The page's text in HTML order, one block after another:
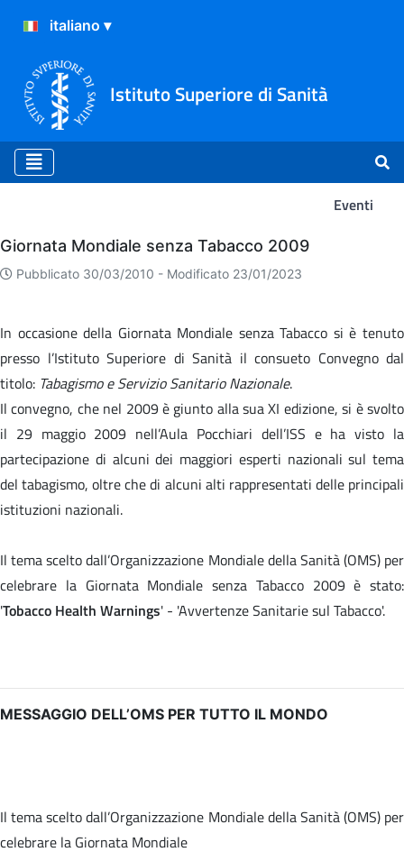
Istituto Superiore di Sanità
Eventi
Eventi
Giornata Mondiale senza Tabacco 2009
Pubblicato 30/03/2010 - Modificato 23/01/2023
In occasione della Giornata Mondiale senza Tabacco si è tenuto
presso l’Istituto Superiore di Sanità il consueto Convegno dal
titolo: Tabagismo e Servizio Sanitario Nazionale.
Il convegno, che nel 2009 è giunto alla sua XI edizione, si è svolto
il 29 maggio 2009 nell’Aula Pocchiari dell’ISS e ha visto la
partecipazione di alcuni dei maggiori esperti nazionali sul tema
del tabagismo, oltre che di alcuni alti rappresentati delle principali
istituzioni nazionali.
Il tema scelto dall’Organizzazione Mondiale della Sanità (OMS) per
celebrare la Giornata Mondiale senza Tabacco 2009 è stato:
'Tobacco Health Warnings' - 'Avvertenze Sanitarie sul Tabacco'.
MESSAGGIO DELL’OMS PER TUTTO IL MONDO
Il tema scelto dall’Organizzazione Mondiale della Sanità (OMS) per
celebrare la Giornata Mondiale